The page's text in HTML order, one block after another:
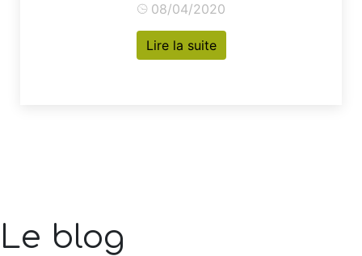
08/04/2020
Lire la suite
Le blog